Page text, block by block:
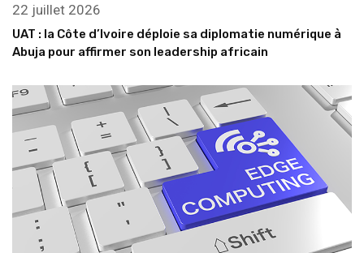
22 juillet 2026
UAT : la Côte d’Ivoire déploie sa diplomatie numérique à
Abuja pour affirmer son leadership africain